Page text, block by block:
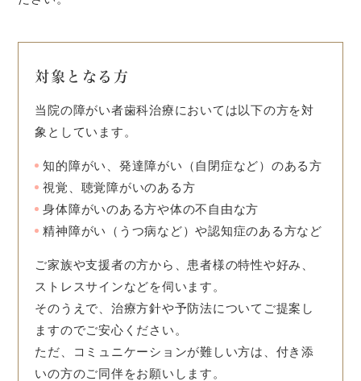
対象となる方
当院の障がい者歯科治療においては以下の方を対
象としています。
知的障がい、発達障がい（自閉症など）のある方
視覚、聴覚障がいのある方
身体障がいのある方や体の不自由な方
精神障がい（うつ病など）や認知症のある方など
ご家族や支援者の方から、患者様の特性や好み、
ストレスサインなどを伺います。
そのうえで、治療方針や予防法についてご提案し
ますのでご安心ください。
ただ、コミュニケーションが難しい方は、付き添
いの方のご同伴をお願いします。